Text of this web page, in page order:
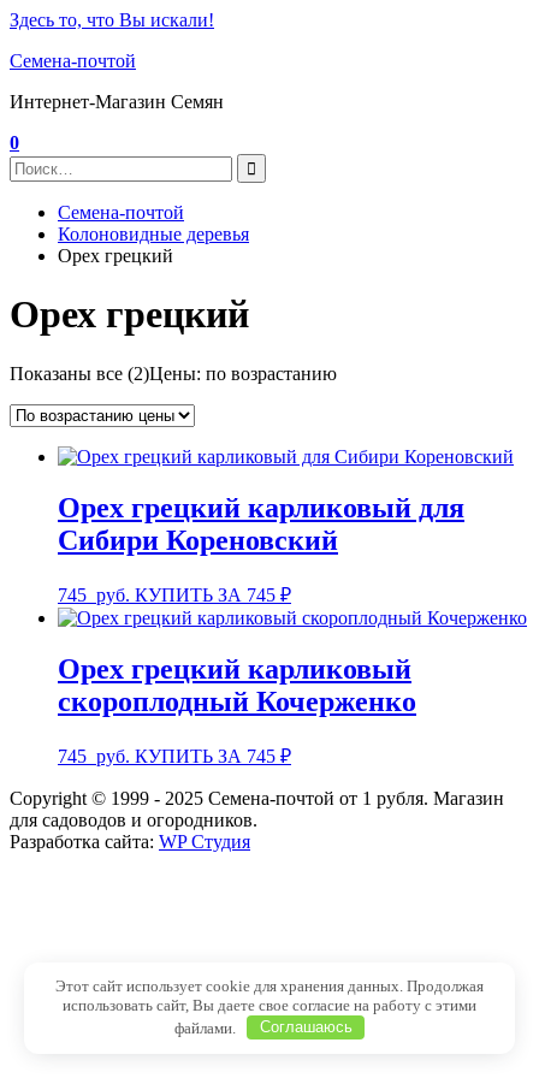
Здесь то, что Вы искали!
Семена-почтой
Интернет-Магазин Семян
0
Семена-почтой
Колоновидные деревья
Орех грецкий
Орех грецкий
Показаны все (2)Цены: по возрастанию
Орех грецкий карликовый для
Сибири Кореновский
745 руб. КУПИТЬ ЗА 745 ₽
Орех грецкий карликовый
скороплодный Кочерженко
745 руб. КУПИТЬ ЗА 745 ₽
Copyright © 1999 - 2025 Семена-почтой от 1 рубля. Магазин
для садоводов и огородников.
Разработка сайта: WP Студия
Этот сайт использует cookie для хранения данных. Продолжая
использовать сайт, Вы даете свое согласие на работу с этими
файлами.
Соглашаюсь